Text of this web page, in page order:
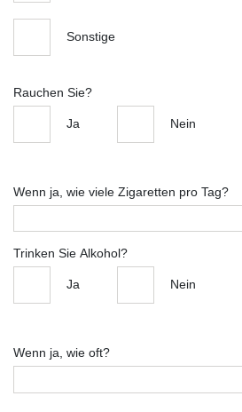
Sonstige
Rauchen Sie?
Ja Nein
Wenn ja, wie viele Zigaretten pro Tag?
Trinken Sie Alkohol?
Ja Nein
Wenn ja, wie oft?